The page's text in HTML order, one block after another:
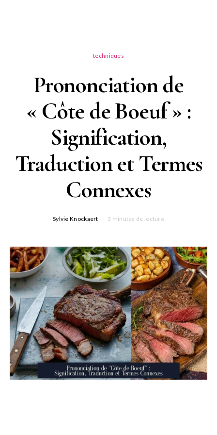
techniques
Prononciation de
« Côte de Boeuf » :
Signification,
Traduction et Termes
Connexes
Sylvie Knockaert 3 minutes de lecture